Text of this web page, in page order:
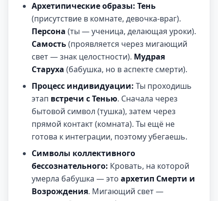
Архетипические образы: Тень
(присутствие в комнате, девочка-враг).
Персона (ты — ученица, делающая уроки).
Самость(проявляется через мигающий
свет — знак целостности). Мудрая
Старуха (бабушка, но в аспекте смерти).
Процесс индивидуации: Ты проходишь
этап встречи с Тенью. Сначала через
бытовой символ (тушка), затем через
прямой контакт (комната). Ты ещё не
готова к интеграции, поэтому убегаешь.
Символы коллективного
бессознательного: Кровать, на которой
умерла бабушка — это архетип Смерти и
Возрождения. Мигающий свет —